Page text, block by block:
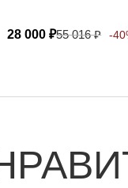
28 000₽55 016₽ -